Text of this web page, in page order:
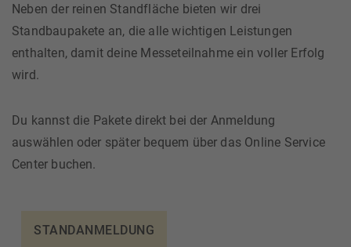
Neben der reinen Standfläche bieten wir drei
Standbaupakete an, die alle wichtigen Leistungen
enthalten, damit deine Messeteilnahme ein voller Erfolg
wird.
Du kannst die Pakete direkt bei der Anmeldung
auswählen oder später bequem über das Online Service
Center buchen.
STANDANMELDUNG